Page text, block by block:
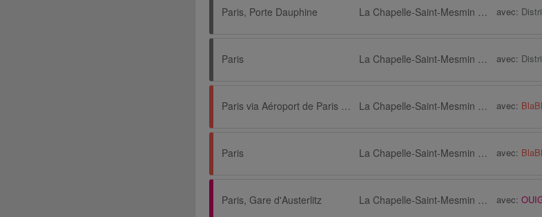
Paris, Porte Dauphine La Chapelle-Saint-Mesmin via Orléans, Arrêt de bus, Pompidou avec:
Paris La Chapelle-Saint-Mesmin via Orléans, Arrêt de bus, Pompidou avec:
Paris via Aéroport de Paris Charles-de-Gaulle (CDG) La Chapelle-Saint-Mesmin via Orléans, Arrêt de bus, Pompidou avec:
Paris La Chapelle-Saint-Mesmin via Orléans avec:
Paris, Gare d'Austerlitz La Chapelle-Saint-Mesmin via Orléans, Gare Gare de Fleury-les-Aubrais avec: